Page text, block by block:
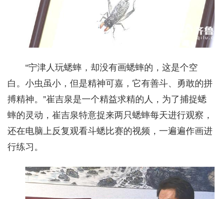
“宁津人玩蟋蟀，却没有画蟋蟀的，这是个空
白。小虫虽小，但是精神可嘉，它有善斗、勇敢的拼
搏精神。”崔吉泉是一个精益求精的人，为了捕捉蟋
蟀的灵动，崔吉泉特意捉来两只蟋蟀每天进行观察，
还在电脑上反复观看斗蟋比赛的视频，一遍遍作画进
行练习。